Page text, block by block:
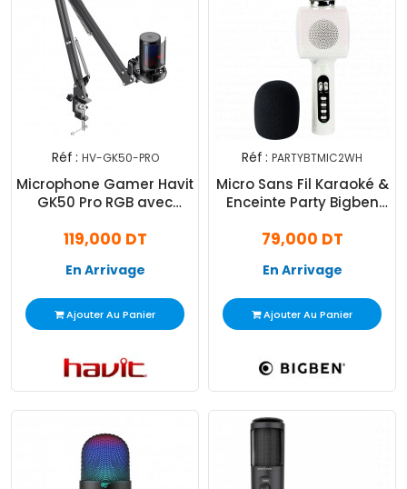
Réf : HV-GK50-PRO
Microphone Gamer Havit
GK50 Pro RGB avec
119,000 DT
En Arrivage
Ajouter Au Panier
Réf : PARTYBTMIC2WH
Micro Sans Fil Karaoké &
Enceinte Party Bigben
Blanc
79,000 DT
En Arrivage
Ajouter Au Panier